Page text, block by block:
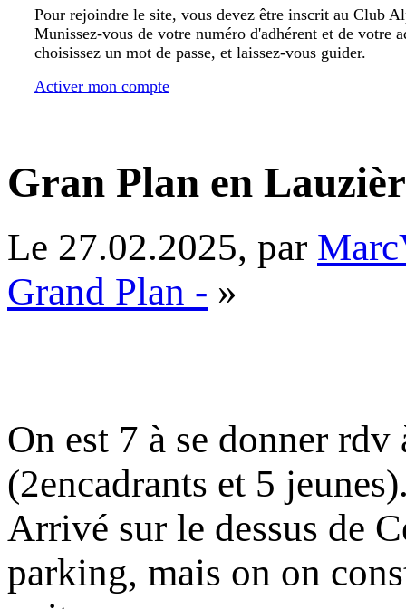
Pour rejoindre le site, vous devez être inscrit au Club
Munissez-vous de votre numéro d'adhérent et de votre
choisissez un mot de passe, et laissez-vous guider.
Activer mon compte
Gran Plan en
Le 27.02.2025, par
Grand Plan - »
On est 7 à se donner
(2encadrants et 5
Arrivé sur le dessus de
parking, mais on on